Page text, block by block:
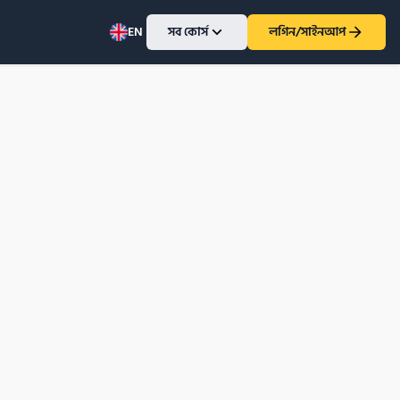
EN সব কোর্স লগিন/সাইনআপ